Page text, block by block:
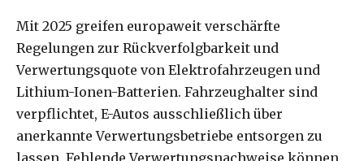
Mit 2025 greifen europaweit verschärfte
Regelungen zur Rückverfolgbarkeit und
Verwertungsquote von Elektrofahrzeugen und
Lithium-Ionen-Batterien. Fahrzeughalter sind
verpflichtet, E-Autos ausschließlich über
anerkannte Verwertungsbetriebe entsorgen zu
lassen. Fehlende Verwertungsnachweise können